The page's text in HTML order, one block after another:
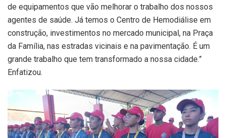
de equipamentos que vão melhorar o trabalho dos nossos
agentes de saúde. Já temos o Centro de Hemodiálise em
construção, investimentos no mercado municipal, na Praça
da Família, nas estradas vicinais e na pavimentação. É um
grande trabalho que tem transformado a nossa cidade.”
Enfatizou.